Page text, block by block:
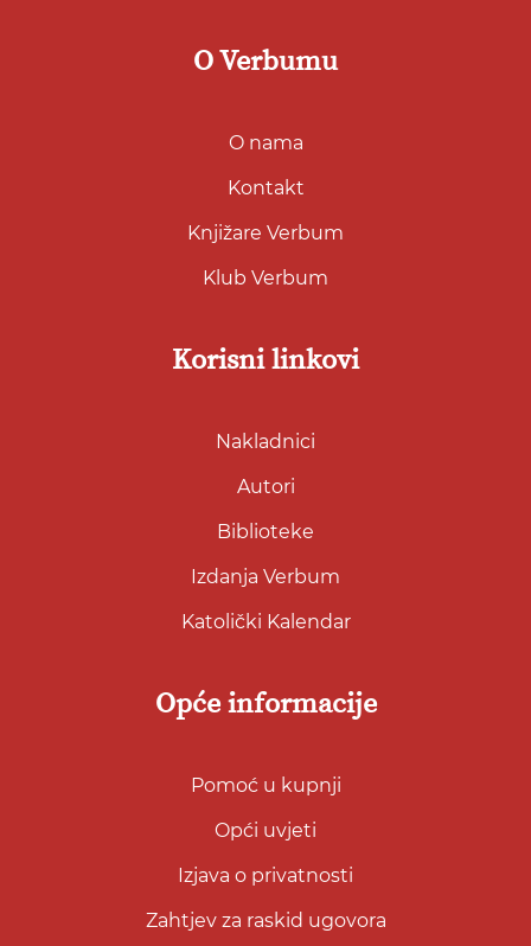
O Verbumu
O nama
Kontakt
Knjižare Verbum
Klub Verbum
Korisni linkovi
Nakladnici
Autori
Biblioteke
Izdanja Verbum
Katolički Kalendar
Opće informacije
Pomoć u kupnji
Opći uvjeti
Izjava o privatnosti
Zahtjev za raskid ugovora